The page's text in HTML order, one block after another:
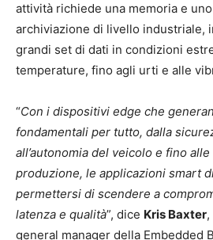
attività richiede una memoria e
archiviazione di livello industriale,
grandi set di dati in condizioni
temperature, fino agli urti e alle
“Con i dispositivi edge che
fondamentali per tutto, dalla
all’autonomia del veicolo e fino
produzione, le applicazioni smart
permettersi di scendere a
latenza e qualità”, dice Kris Baxter
general manager della Embedded